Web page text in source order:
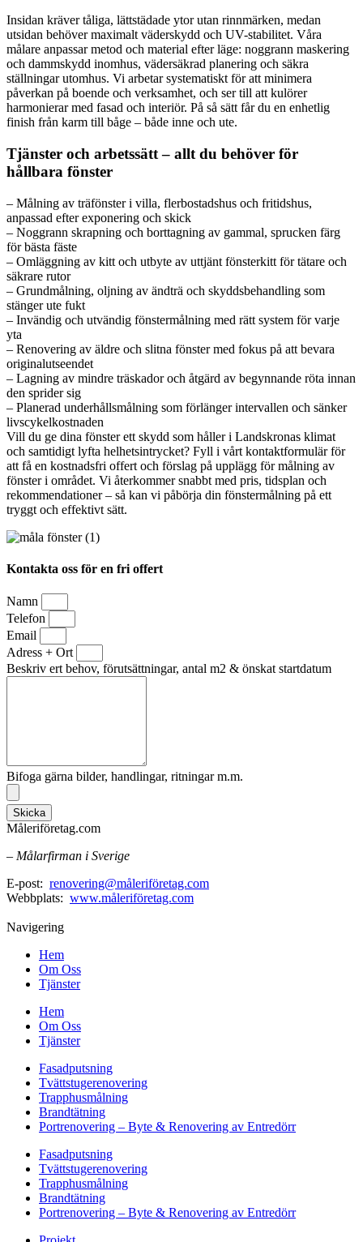
Insidan kräver tåliga, lättstädade ytor utan rinnmärken, medan
utsidan behöver maximalt väderskydd och UV-stabilitet. Våra
målare anpassar metod och material efter läge: noggrann maskering
och dammskydd inomhus, vädersäkrad planering och säkra
ställningar utomhus. Vi arbetar systematiskt för att minimera
påverkan på boende och verksamhet, och ser till att kulörer
harmonierar med fasad och interiör. På så sätt får du en enhetlig
finish från karm till båge – både inne och ute.
Tjänster och arbetssätt – allt du behöver för
hållbara fönster
– Målning av träfönster i villa, flerbostadshus och fritidshus,
anpassad efter exponering och skick
– Noggrann skrapning och borttagning av gammal, sprucken färg
för bästa fäste
– Omläggning av kitt och utbyte av uttjänt fönsterkitt för tätare och
säkrare rutor
– Grundmålning, oljning av ändträ och skyddsbehandling som
stänger ute fukt
– Invändig och utvändig fönstermålning med rätt system för varje
yta
– Renovering av äldre och slitna fönster med fokus på att bevara
originalutseendet
– Lagning av mindre träskador och åtgärd av begynnande röta innan
den sprider sig
– Planerad underhållsmålning som förlänger intervallen och sänker
livscykelkostnaden
Vill du ge dina fönster ett skydd som håller i Landskronas klimat
och samtidigt lyfta helhetsintrycket? Fyll i vårt kontaktformulär för
att få en kostnadsfri offert och förslag på upplägg för målning av
fönster i området. Vi återkommer snabbt med pris, tidsplan och
rekommendationer – så kan vi påbörja din fönstermålning på ett
tryggt och effektivt sätt.
Kontakta oss för en fri offert
Namn
Telefon
Email
Adress + Ort
Beskriv ert behov, förutsättningar, antal m2 & önskat startdatum
Bifoga gärna bilder, handlingar, ritningar m.m.
Skicka
Måleriföretag.com
– Målarfirman i Sverige
E-post: renovering@måleriföretag.com
Webbplats: www.måleriföretag.com
Navigering
Hem
Om Oss
Tjänster
Hem
Om Oss
Tjänster
Fasadputsning
Tvättstugerenovering
Trapphusmålning
Brandtätning
Portrenovering – Byte & Renovering av Entredörr
Fasadputsning
Tvättstugerenovering
Trapphusmålning
Brandtätning
Portrenovering – Byte & Renovering av Entredörr